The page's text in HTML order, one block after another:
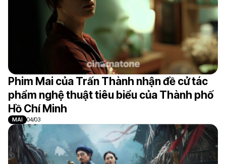
Phim Mai của Trấn Thành nhận đề cử tác
phẩm nghệ thuật tiêu biểu của Thành phố
Hồ Chí Minh
MAI 04/03